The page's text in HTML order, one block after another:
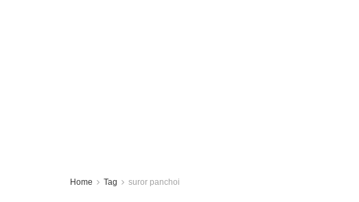
Home Tag suror panchoi